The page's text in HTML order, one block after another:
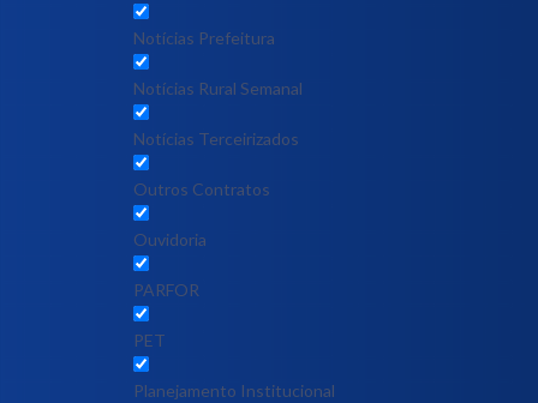
Notícias Prefeitura
Notícias Rural Semanal
Notícias Terceirizados
Outros Contratos
Ouvidoria
PARFOR
PET
Planejamento Institucional